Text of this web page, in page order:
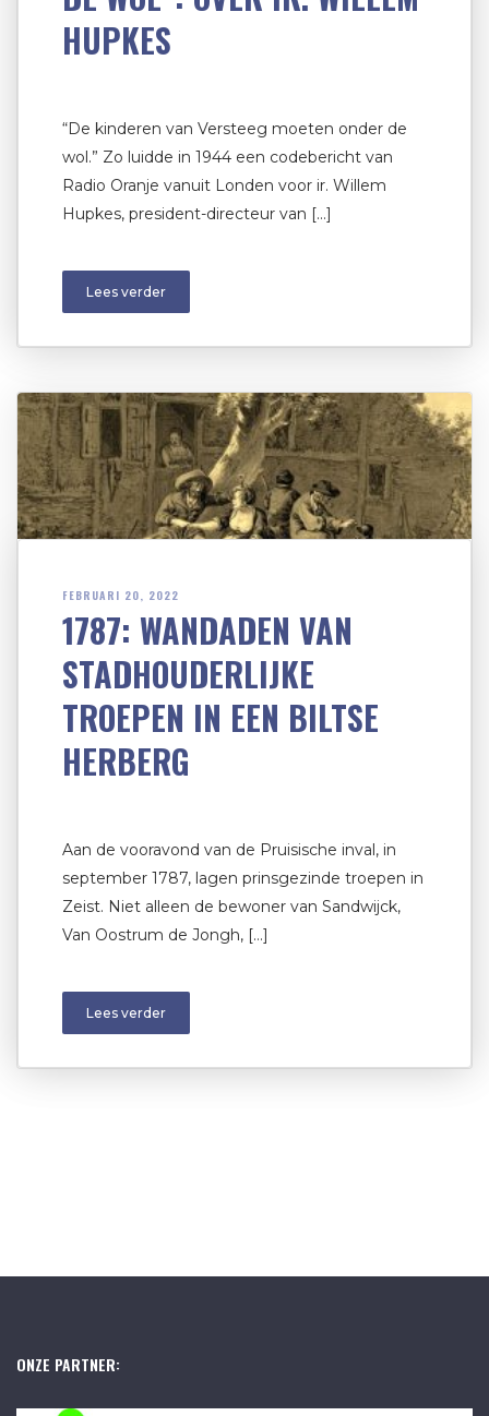
HUPKES
“De kinderen van Versteeg moeten onder de
wol.” Zo luidde in 1944 een codebericht van
Radio Oranje vanuit Londen voor ir. Willem
Hupkes, president-directeur van […]
Lees verder
FEBRUARI 20, 2022
1787: WANDADEN VAN
STADHOUDERLIJKE
TROEPEN IN EEN BILTSE
HERBERG
Aan de vooravond van de Pruisische inval, in
september 1787, lagen prinsgezinde troepen in
Zeist. Niet alleen de bewoner van Sandwijck,
Van Oostrum de Jongh, […]
Lees verder
ONZE PARTNER: